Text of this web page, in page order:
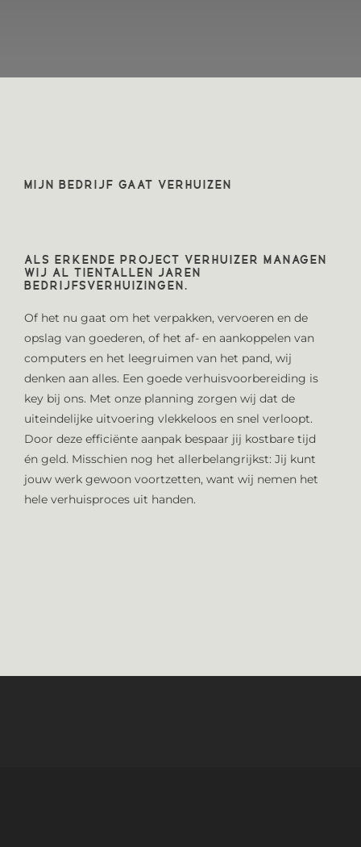
MIJN BEDRIJF GAAT VERHUIZEN
ALS ERKENDE PROJECT VERHUIZER MANAGEN
WIJ AL TIENTALLEN JAREN
BEDRIJFSVERHUIZINGEN.
Of het nu gaat om het verpakken, vervoeren en de
opslag van goederen, of het af- en aankoppelen van
computers en het leegruimen van het pand, wij
denken aan alles. Een goede verhuisvoorbereiding is
key bij ons. Met onze planning zorgen wij dat de
uiteindelijke uitvoering vlekkeloos en snel verloopt.
Door deze efficiënte aanpak bespaar jij kostbare tijd
én geld. Misschien nog het allerbelangrijkst: Jij kunt
jouw werk gewoon voortzetten, want wij nemen het
hele verhuisproces uit handen.